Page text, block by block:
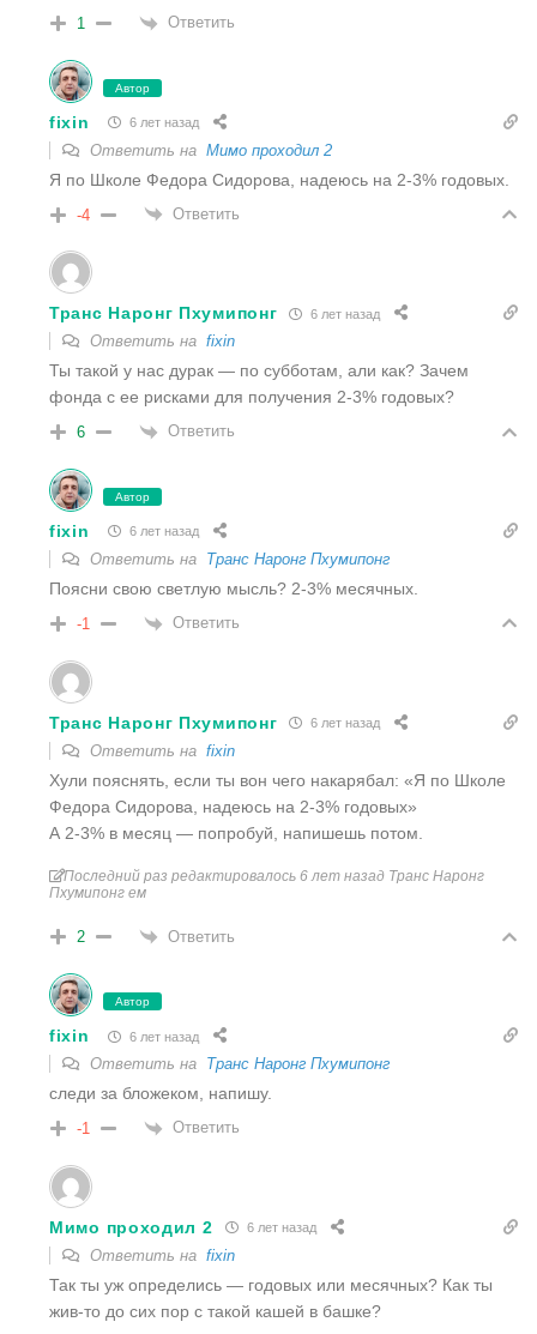
1 Ответить
Автор
fixin 6 лет назад
Ответить на Мимо проходил 2
Я по Школе Федора Сидорова, надеюсь на 2-3% годовых.
-4 Ответить
Транс Наронг Пхумипонг 6 лет назад
Ответить на fixin
Ты такой у нас дурак — по субботам, али как? Зачем
фонда с ее рисками для получения 2-3% годовых?
6 Ответить
Автор
fixin 6 лет назад
Ответить на Транс Наронг Пхумипонг
Поясни свою светлую мысль? 2-3% месячных.
-1 Ответить
Транс Наронг Пхумипонг 6 лет назад
Ответить на fixin
Хули пояснять, если ты вон чего накарябал: «Я по Школе
Федора Сидорова, надеюсь на 2-3% годовых»
А 2-3% в месяц — попробуй, напишешь потом.
Последний раз редактировалось 6 лет назад Транс Наронг
Пхумипонг ем
2 Ответить
Автор
fixin 6 лет назад
Ответить на Транс Наронг Пхумипонг
следи за бложеком, напишу.
-1 Ответить
Мимо проходил 2 6 лет назад
Ответить на fixin
Так ты уж определись — годовых или месячных? Как ты
жив-то до сих пор с такой кашей в башке?